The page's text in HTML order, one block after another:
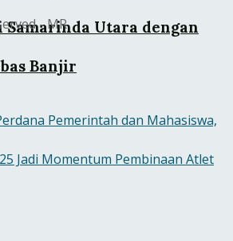
Samarinda Utara dengan
Banjir
- MR